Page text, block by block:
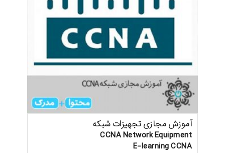
آموزش مجازی تجهیزات شبکه
CCNA Network Equipment
E-learning CCNA